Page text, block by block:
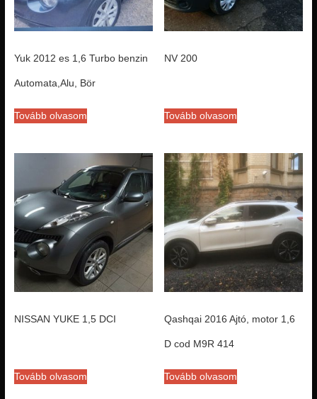
Yuk 2012 es 1,6 Turbo benzin
Automata,Alu, Bör
Tovább olvasom
NV 200
Tovább olvasom
NISSAN YUKE 1,5 DCI
Tovább olvasom
Qashqai 2016 Ajtó, motor 1,6
D cod M9R 414
Tovább olvasom